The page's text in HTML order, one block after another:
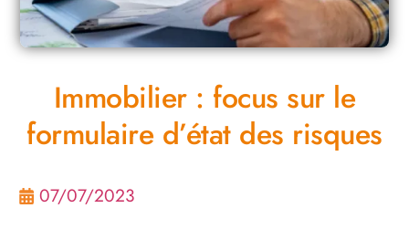
Immobilier : focus sur le
formulaire d’état des risques
07/07/2023